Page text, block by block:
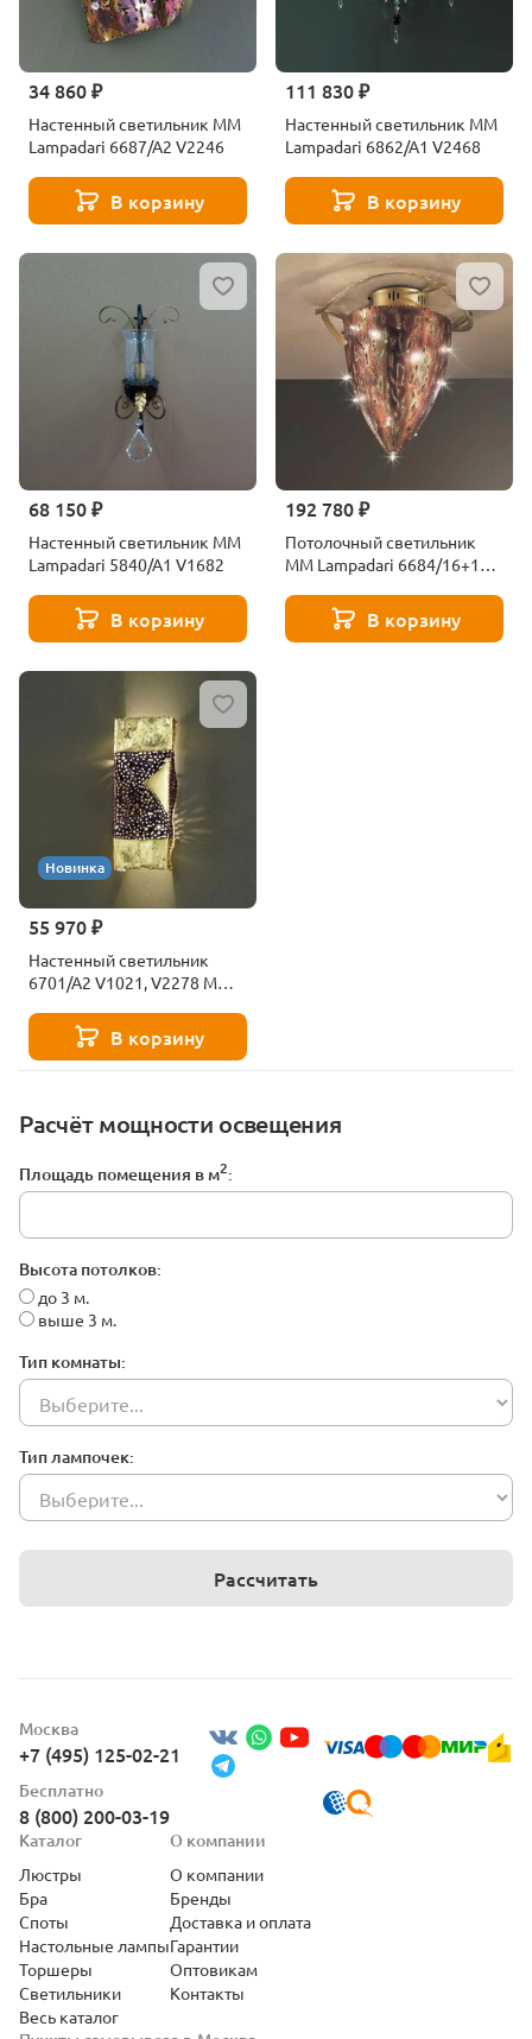
Расчёт мощности освещения
Площадь помещения в м2:
Высота потолков:
до 3 м.
выше 3 м.
Тип комнаты:
Тип лампочек:
Рассчитать
34 860 ₽
Настенный светильник MM
Lampadari 6687/A2 V2246
В корзину
111 830 ₽
Настенный светильник MM
Lampadari 6862/A1 V2468
В корзину
68 150 ₽
Настенный светильник MM
Lampadari 5840/A1 V1682
В корзину
192 780 ₽
Потолочный светильник
MM Lampadari 6684/16+1
В корзину
Новинка
55 970 ₽
Настенный светильник
6701/A2 V1021, V2278 MM
В корзину
Москва
+7 (495) 125-02-21
Бесплатно
8 (800) 200-03-19
Каталог
Люстры
Бра
Споты
Настольные лампы
Торшеры
Светильники
Весь каталог
О компании
О компании
Бренды
Доставка и оплата
Гарантии
Оптовикам
Контакты